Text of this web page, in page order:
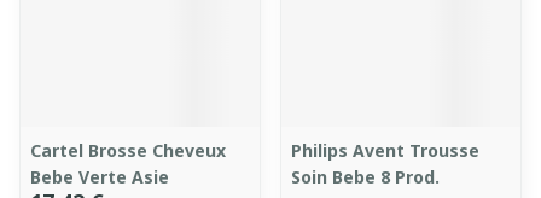
Cartel Brosse Cheveux
Bebe Verte Asie
Philips Avent Trousse
Soin Bebe 8 Prod.